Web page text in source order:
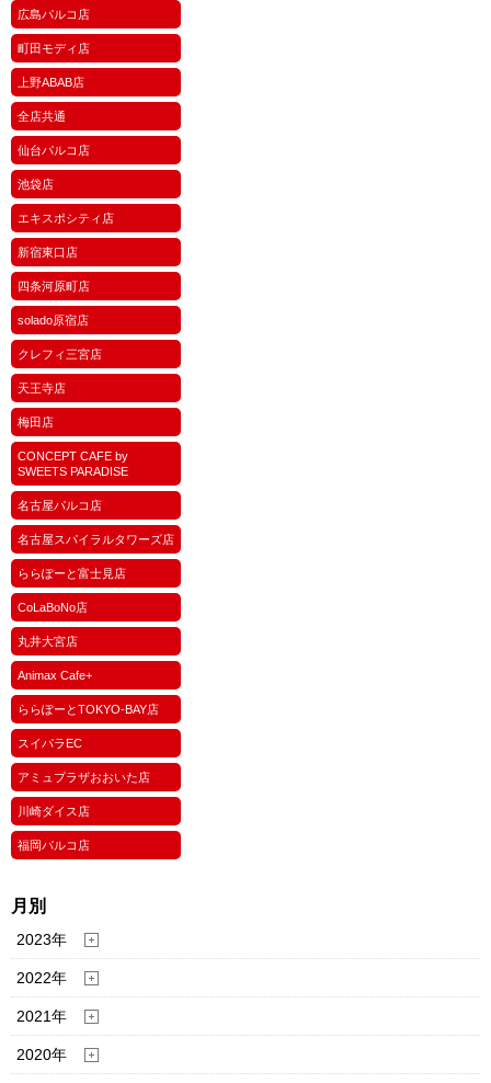
広島パルコ店
町田モディ店
上野ABAB店
全店共通
仙台パルコ店
池袋店
エキスポシティ店
新宿東口店
四条河原町店
solado原宿店
クレフィ三宮店
天王寺店
梅田店
CONCEPT CAFE by
SWEETS PARADISE
名古屋パルコ店
名古屋スパイラルタワーズ店
ららぽーと富士見店
CoLaBoNo店
丸井大宮店
Animax Cafe+
ららぽーとTOKYO-BAY店
スイパラEC
アミュプラザおおいた店
川崎ダイス店
福岡パルコ店
月別
2023年
2022年
2021年
2020年